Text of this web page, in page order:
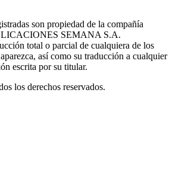
windowwindow
son propiedad de la compañía
SEMANA S.A.
total o parcial de cualquiera de los
así como su traducción a cualquier
escrita por su titular.
los derechos reservados.